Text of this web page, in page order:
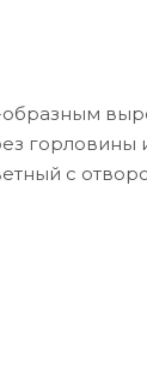
образным
горловины
с